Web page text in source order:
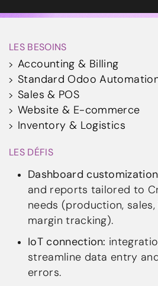
LES BESOINS
Accounting & Billing
Standard Odoo
Sales & POS
Website & E-commerce
Inventory & Logistics
LES DÉFIS
Dashboard
and reports tailored to
needs (production,
margin tracking).
IoT connection:
streamline data entry
errors.